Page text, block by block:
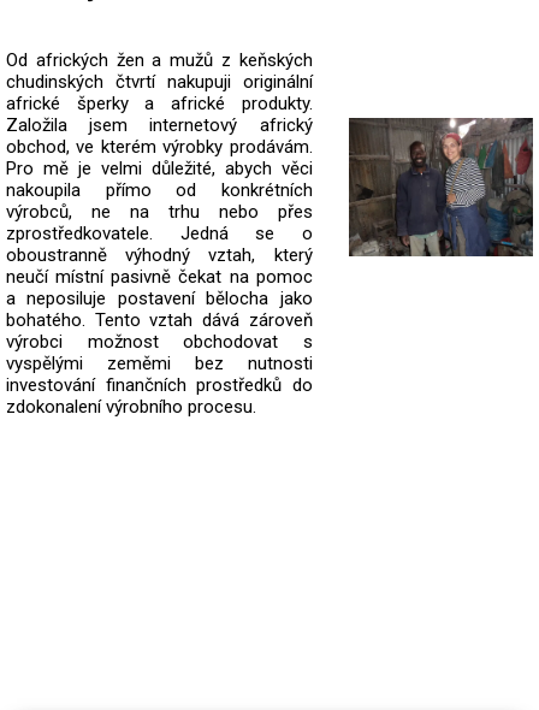
Od afrických žen a mužů z keňských
chudinských čtvrtí nakupuji originální
africké šperky a africké produkty.
Založila jsem internetový africký
obchod, ve kterém výrobky prodávám.
Pro mě je velmi důležité, abych věci
nakoupila přímo od konkrétních
výrobců, ne na trhu nebo přes
zprostředkovatele. Jedná se o
oboustranně výhodný vztah, který
neučí místní pasivně čekat na pomoc
a neposiluje postavení bělocha jako
bohatého. Tento vztah dává zároveň
výrobci možnost obchodovat s
vyspělými zeměmi bez nutnosti
investování finančních prostředků do
zdokonalení výrobního procesu.